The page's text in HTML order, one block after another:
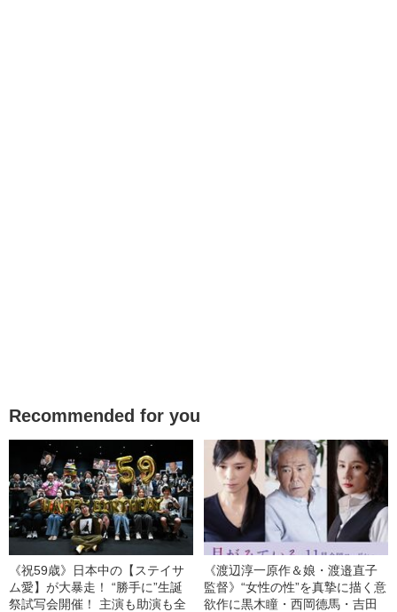
Recommended for you
《祝59歳》日本中の【ステイサ
ム愛】が大暴走！ “勝手に”生誕
祭試写会開催！ 主演も助演も全
《渡辺淳一原作＆娘・渡邉直子
監督》“女性の性”を真摯に描く意
欲作に黒木瞳・西岡德馬・吉田